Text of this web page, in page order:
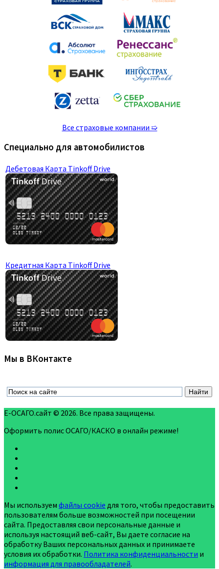
Все страховые компании ➯
Специально для автомобилистов
Дебетовая Карта Tinkoff Drive
Кредитная Карта Tinkoff Drive
Мы в ВКонтакте
Е-ОСАГО.сайт © 2026. Все права защищены.
Оформить полис ОСАГО/КАСКО в онлайн режиме!
Мы используем файлы cookie для того, чтобы предоставить
пользователям больше возможностей при посещении
сайта. Предоставляя свои персональные данные и
используя настоящий веб-сайт, Вы даете согласие на
обработку Ваших персональных данных и принимаете
условия их обработки. Политика конфиденциальности и
информация для правообладателей.